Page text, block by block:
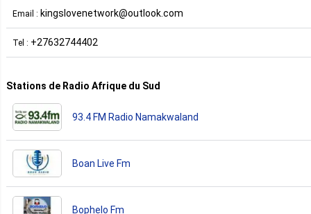
Email : kingslovenetwork@outlook.com
Tel : +27632744402
Stations de Radio Afrique du Sud
93.4 FM Radio Namakwaland
Boan Live Fm
Bophelo Fm